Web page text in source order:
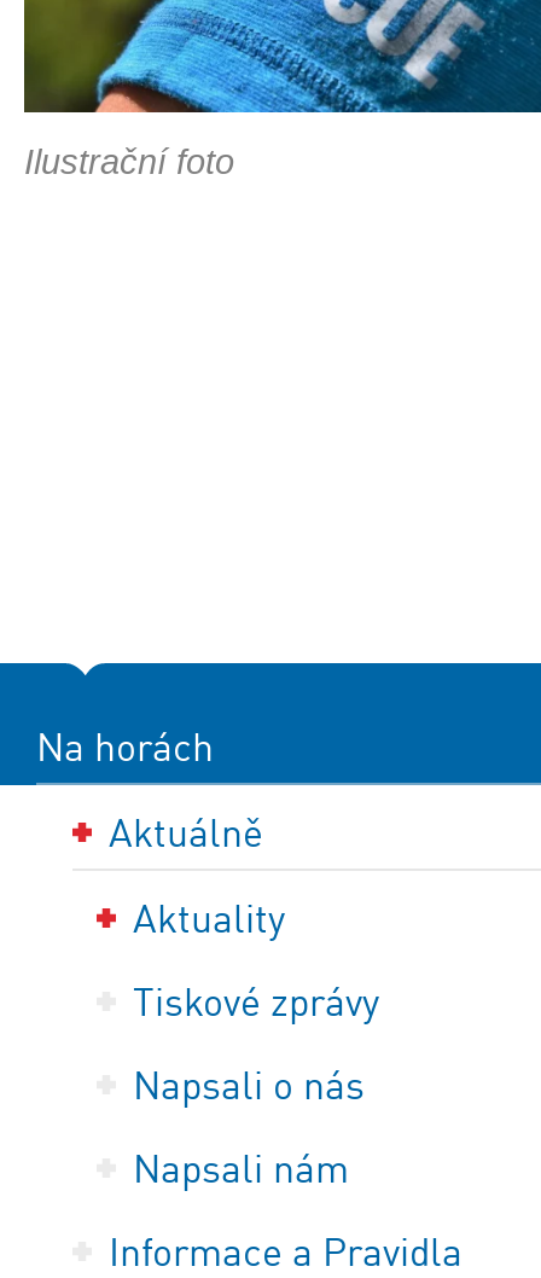
Ilustrační foto
Na horách
Aktuálně
Aktuality
Tiskové zprávy
Napsali o nás
Napsali nám
Informace a Pravidla